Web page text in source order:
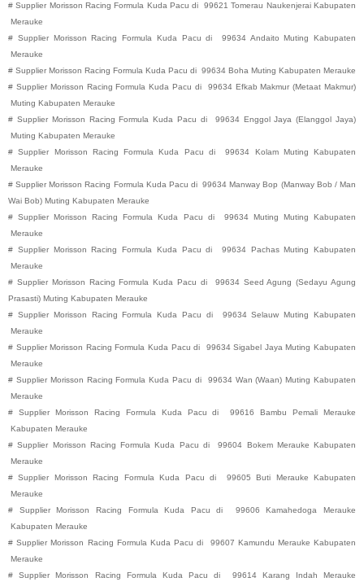
# Supplier Morisson Racing Formula Kuda Pacu di 99621 Tomerau Naukenjerai Kabupaten
Merauke
# Supplier Morisson Racing Formula Kuda Pacu di 99634 Andaito Muting
Kabupaten
Merauke
# Supplier Morisson Racing Formula Kuda Pacu di 99634 Boha Muting Kabupaten Merauke
# Supplier Morisson Racing Formula Kuda Pacu di 99634 Efkab Makmur (Metaat Makmur)
Muting Kabupaten Merauke
# Supplier Morisson Racing Formula Kuda Pacu di 99634 Enggol Jaya (Elanggol Jaya)
Muting Kabupaten Merauke
# Supplier Morisson Racing Formula Kuda Pacu di 99634 Kolam Muting
Kabupaten
Merauke
# Supplier Morisson Racing Formula Kuda Pacu di 99634 Manway Bop (Manway Bob / Man
Wai Bob) Muting Kabupaten Merauke
# Supplier Morisson Racing Formula Kuda Pacu di 99634 Muting Muting
Kabupaten
Merauke
# Supplier Morisson Racing Formula Kuda Pacu di 99634 Pachas Muting
Kabupaten
Merauke
# Supplier Morisson Racing Formula Kuda Pacu di 99634 Seed Agung (Sedayu Agung
Prasasti) Muting Kabupaten Merauke
# Supplier Morisson Racing Formula Kuda Pacu di 99634 Selauw Muting
Kabupaten
Merauke
# Supplier Morisson Racing Formula Kuda Pacu di 99634 Sigabel Jaya Muting Kabupaten
Merauke
# Supplier Morisson Racing Formula Kuda Pacu di 99634 Wan (Waan) Muting Kabupaten
Merauke
#
Supplier Morisson Racing Formula Kuda Pacu di 99616 Bambu Pemali
Merauke
Kabupaten Merauke
# Supplier Morisson Racing Formula Kuda Pacu di 99604 Bokem Merauke Kabupaten
Merauke
# Supplier Morisson Racing Formula Kuda Pacu di 99605 Buti Merauke
Kabupaten
Merauke
#
Supplier Morisson Racing Formula Kuda Pacu di 99606 Kamahedoga
Merauke
Kabupaten Merauke
# Supplier Morisson Racing Formula Kuda Pacu di 99607 Kamundu Merauke Kabupaten
Merauke
#
Supplier Morisson Racing Formula Kuda Pacu di 99614 Karang Indah
Merauke